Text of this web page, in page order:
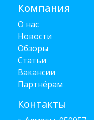
Компания
О нас
Новости
Обзоры
Статьи
Вакансии
Партнёрам
Контакты